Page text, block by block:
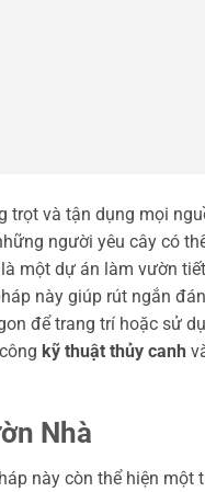
trọt và tận dụng mọi
người yêu cây có
một dự án làm vườn tiết
này giúp rút ngắn
để trang trí hoặc sử
kỹ thuật thủy canh
Nhà
này còn thể hiện một